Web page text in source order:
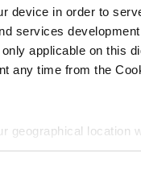
device in order to
services
applicable on this
any time from the
geographical
scanning it for